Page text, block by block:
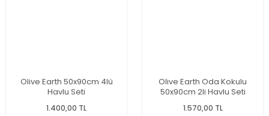
Olive Earth 50x90cm 4lü
Havlu Seti
1.400,00 TL
Olive Earth Oda Kokulu
50x90cm 2li Havlu Seti
1.570,00 TL